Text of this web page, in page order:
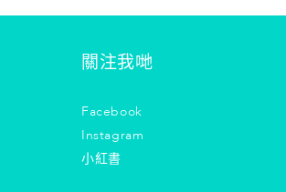
關注我哋
Facebook
Instagram
小紅書